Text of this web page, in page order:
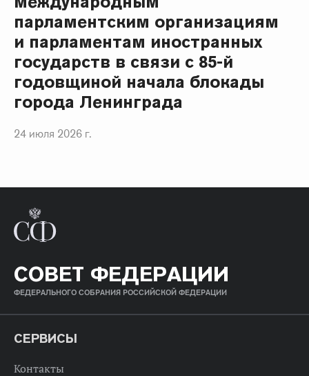
парламентским организациям
и парламентам иностранных
государств в связи с 85-й
годовщиной начала блокады
города Ленинграда
24 июля 2026 г.
СОВЕТ ФЕДЕРАЦИИ
ФЕДЕРАЛЬНОГО СОБРАНИЯ РОССИЙСКОЙ ФЕДЕРАЦИИ
СЕРВИСЫ
Контакты